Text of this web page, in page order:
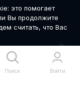
Поиск Войти
это помогает
Вы продолжите
считать, что Вас